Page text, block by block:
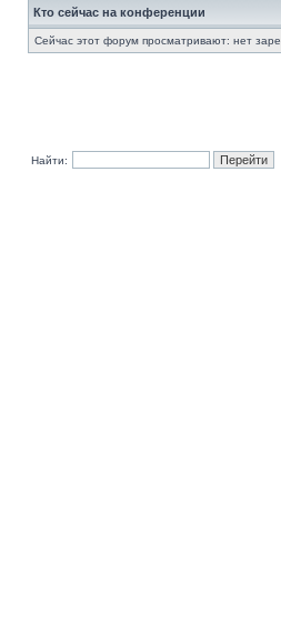
Кто сейчас на конференции
Сейчас этот форум просматривают: нет
Найти: